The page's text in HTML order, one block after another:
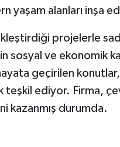
yaşam alanları inşa
projelerle
sosyal ve ekonomik
geçirilen
teşkil ediyor. Firma,
kazanmış durumda.